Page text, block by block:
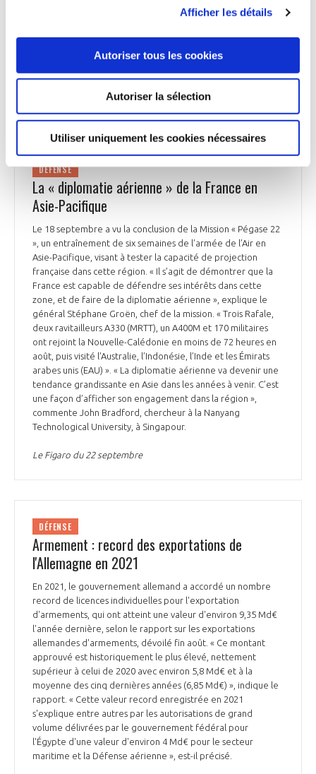
Afficher les détails
Autoriser tous les cookies
Autoriser la sélection
Utiliser uniquement les cookies nécessaires
ont travaillé sur une solution remarquable pour faciliter une
l'autonomie sont des éléments cruciaux pour nos clients
Zone-Bourse.com du 22 septembre
DÉFENSE
La « diplomatie aérienne » de la France en
Asie-Pacifique
Le 18 septembre a vu la conclusion de la Mission « Pégase 22
», un entraînement de six semaines de l’armée de l’Air en
Asie-Pacifique, visant à tester la capacité de projection
française dans cette région. « Il s’agit de démontrer que la
France est capable de défendre ses intérêts dans cette
zone, et de faire de la diplomatie aérienne », explique le
général Stéphane Groën, chef de la mission. « Trois Rafale,
deux ravitailleurs A330 (MRTT), un A400M et 170 militaires
ont rejoint la Nouvelle-Calédonie en moins de 72 heures en
août, puis visité l’Australie, l’Indonésie, l’Inde et les Émirats
arabes unis (EAU) ». « La diplomatie aérienne va devenir une
tendance grandissante en Asie dans les années à venir. C’est
une façon d’afficher son engagement dans la région »,
commente John Bradford, chercheur à la Nanyang
Technological University, à Singapour.
Le Figaro du 22 septembre
DÉFENSE
Armement : record des exportations de
l'Allemagne en 2021
En 2021, le gouvernement allemand a accordé un nombre
record de licences individuelles pour l'exportation
d'armements, qui ont atteint une valeur d'environ 9,35 Md€
l'année dernière, selon le rapport sur les exportations
allemandes d'armements, dévoilé fin août. « Ce montant
approuvé est historiquement le plus élevé, nettement
supérieur à celui de 2020 avec environ 5,8 Md€ et à la
moyenne des cinq dernières années (6,85 Md€) », indique le
rapport. « Cette valeur record enregistrée en 2021
s'explique entre autres par les autorisations de grand
volume délivrées par le gouvernement fédéral pour
l'Égypte d'une valeur d'environ 4 Md€ pour le secteur
maritime et la Défense aérienne », est-il précisé.